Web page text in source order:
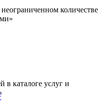
количестве
в каталоге услуг и